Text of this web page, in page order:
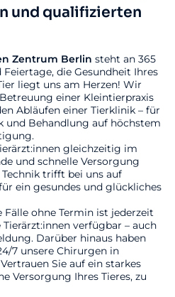
und qualifizierten
Zentrum Berlin steht an 365
die Gesundheit Ihres
liegt uns am Herzen! Wir
einer Kleintierpraxis
Abläufen einer Tierklinik – für
und Behandlung auf höchstem
gleichzeitig im
und schnelle Versorgung
trifft bei uns auf
ein gesundes und glückliches
ohne Termin ist jederzeit
verfügbar – auch
Darüber hinaus haben
7 unsere Chirurgen in
Sie auf ein starkes
Versorgung Ihres Tieres, zu